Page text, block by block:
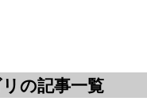
の記事一覧